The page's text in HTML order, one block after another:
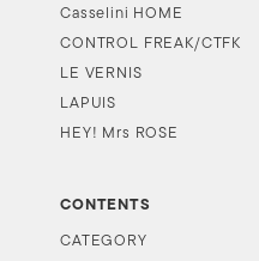
Casselini HOME
CONTROL FREAK/CTFK
LE VERNIS
LAPUIS
HEY! Mrs ROSE
CONTENTS
CATEGORY